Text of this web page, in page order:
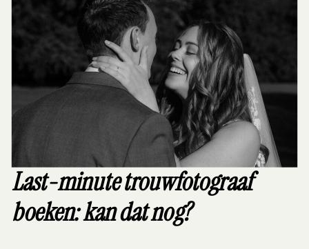
Last-minute trouwfotograaf
boeken: kan dat nog?